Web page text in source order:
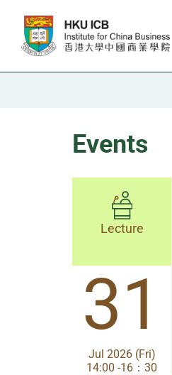
Events
Lecture
31
Jul 2026 (Fri)
14:00-17:30
Lecture
31
Jul 2026 (Fri)
14:00 -16：30